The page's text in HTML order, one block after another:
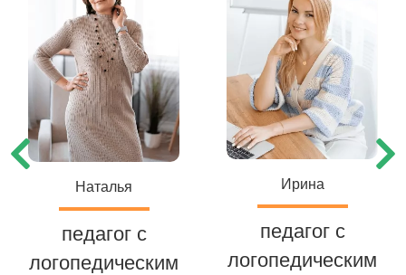
Наталья
педагог с
логопедическим
Ирина
педагог с
логопедическим